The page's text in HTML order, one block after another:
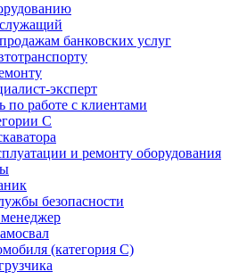
банковских услуг
эксперт
по работе с клиентами
C
и ремонту оборудования
безопасности
(категория C)